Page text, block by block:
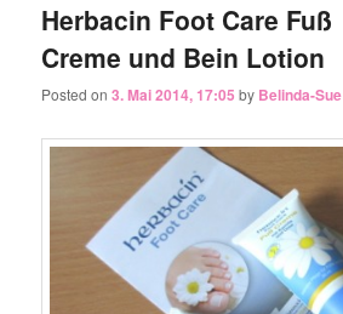
Herbacin Foot Care Fuß
Creme und Bein Lotion
Posted on3. Mai 2014, 17:05 by Belinda-Sue